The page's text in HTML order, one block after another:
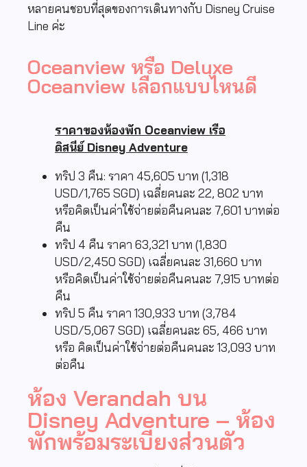
หลายคนชอบที่สุดของการเดินทางกับ Disney Cruise
Line ค่ะ
Oceanview หรือ Deluxe
Oceanview เลือกแบบไหนดี
ราคาของห้องพัก Oceanview เรือ
ดิสนีย์ Disney Adventure
ทริป 3 คืน: ราคา 45,605 บาท (1,318
USD/1,765 SGD) เฉลี่ยคนละ 22, 802 บาท
หรือคิดเป็นค่าใช้จ่ายต่อคืนคนละ 7,601 บาทต่อ
คืน
ทริป 4 คืน ราคา 63,321 บาท (1,830
USD/2,450 SGD) เฉลี่ยคนละ 31,660 บาท
หรือคิดเป็นค่าใช้จ่ายต่อคืนคนละ 7,915 บาทต่อ
คืน
ทริป 5 คืน ราคา 130,933 บาท (3,784
USD/5,067 SGD) เฉลี่ยคนละ 65, 466 บาท
หรือ คิดเป็นค่าใช้จ่ายต่อคืนคนละ 13,093 บาท
ต่อคืน
ห้อง Verandah บน
Disney Adventure – ห้อง
พักพร้อมระเบียงส่วนตัว